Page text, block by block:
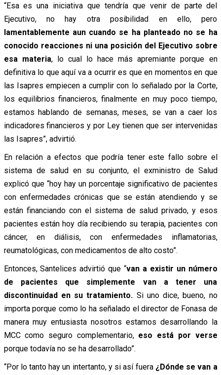
“Esa es una iniciativa que tendría que venir de parte del
Ejecutivo, no hay otra posibilidad en ello, pero
lamentablemente aun cuando se ha planteado no se ha
conocido reacciones ni una posición del Ejecutivo sobre
esa materia, lo cual lo hace más apremiante porque en
definitiva lo que aquí va a ocurrir es que en momentos en que
las Isapres empiecen a cumplir con lo señalado por la Corte,
los equilibrios financieros, finalmente en muy poco tiempo,
estamos hablando de semanas, meses, se van a caer los
indicadores financieros y por Ley tienen que ser intervenidas
las Isapres”, advirtió.
En relación a efectos que podría tener este fallo sobre el
sistema de salud en su conjunto, el exministro de Salud
explicó que “hoy hay un porcentaje significativo de pacientes
con enfermedades crónicas que se están atendiendo y se
están financiando con el sistema de salud privado, y esos
pacientes están hoy día recibiendo su terapia, pacientes con
cáncer, en diálisis, con enfermedades inflamatorias,
reumatológicas, con medicamentos de alto costo”.
Entonces, Santelices advirtió que “van a existir un número
de pacientes que simplemente van a tener una
discontinuidad en su tratamiento. Si uno dice, bueno, no
importa porque como lo ha señalado el director de Fonasa de
manera muy entusiasta nosotros estamos desarrollando la
MCC como seguro complementario, eso está por verse
porque todavía no se ha desarrollado”.
“Por lo tanto hay un intertanto, y si así fuera ¿Dónde se van a